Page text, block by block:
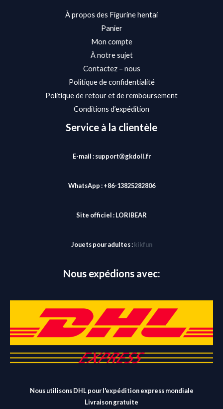
À propos des Figurine hentai
Panier
Mon compte
À notre sujet
Contactez – nous
Politique de confidentialité
Politique de retour et de remboursement
Conditions d’expédition
Service à la clientèle
E-mail : support@gkdoll.fr
WhatsApp : +86-13825282806
Site officiel :LORIBEAR
Jouets pour adultes : kikfun
Nous expédions avec:
Nous utilisons DHL pour l'expédition express mondiale
Livraison gratuite